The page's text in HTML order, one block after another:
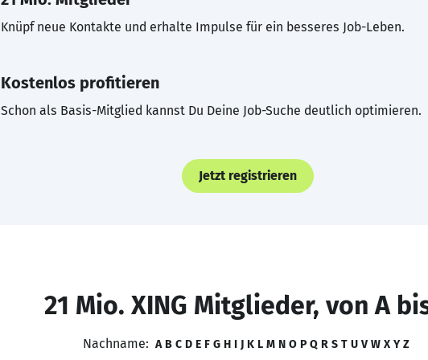
Knüpf neue Kontakte und erhalte Impulse für ein besseres Job-Leben.
Kostenlos profitieren
Schon als Basis-Mitglied kannst Du Deine Job-Suche deutlich optimieren.
Jetzt registrieren
21 Mio. XING Mitglieder, von A
Nachname: A B C D E F G H I J K L M N O P Q R S T U V W X Y Z